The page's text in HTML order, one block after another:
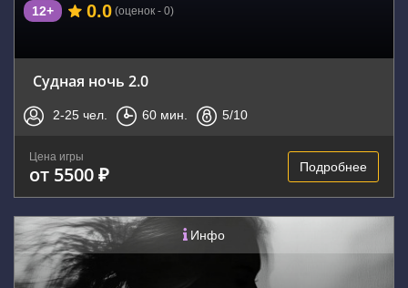
12+ 0.0 (оценок - 0)
Судная ночь 2.0
2-25 чел. 60 мин. 5/10
Цена игры
от 5500 ₽ Подробнее
Инфо